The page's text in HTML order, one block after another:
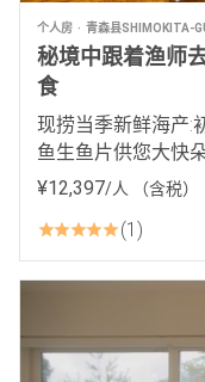
个人房 青森县SHIMOKITA-
秘境中跟着渔师
食
现捞当季新鲜海产:
鱼生鱼片供您大快
¥12,397/人 （含税）
1